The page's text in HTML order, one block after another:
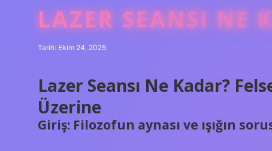
LAZER SEANSI NE
Tarih: Ekim 24, 2025
Lazer Seansı Ne Kadar?
Üzerine
Giriş: Filozofun aynası ve ışığın